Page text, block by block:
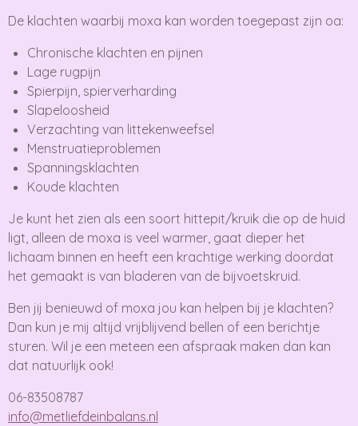
De klachten waarbij moxa kan worden toegepast zijn oa:
Chronische klachten en pijnen
Lage rugpijn
Spierpijn, spierverharding
Slapeloosheid
Verzachting van littekenweefsel
Menstruatieproblemen
Spanningsklachten
Koude klachten
Je kunt het zien als een soort hittepit/kruik die op de huid
ligt, alleen de moxa is veel warmer, gaat dieper het
lichaam binnen en heeft een krachtige werking doordat
het gemaakt is van bladeren van de bijvoetskruid.
Ben jij benieuwd of moxa jou kan helpen bij je klachten?
Dan kun je mij altijd vrijblijvend bellen of een berichtje
sturen. Wil je een meteen een afspraak maken dan kan
dat natuurlijk ook!
06-83508787
info@metliefdeinbalans.nl